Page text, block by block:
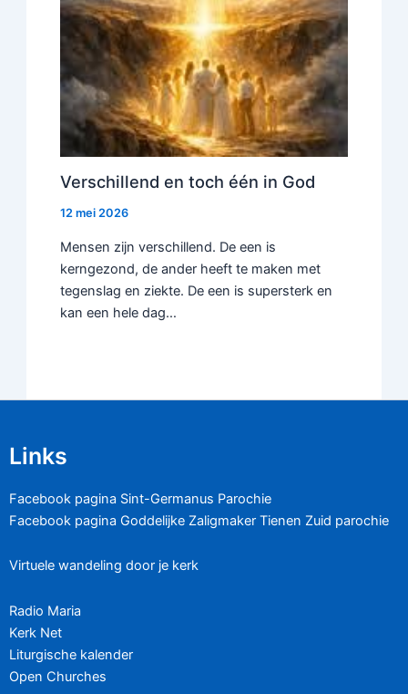
Verschillend en toch één in God
12 mei 2026
Mensen zijn verschillend. De een is
kerngezond, de ander heeft te maken met
tegenslag en ziekte. De een is supersterk en
kan een hele dag…
Links
Facebook pagina Sint-Germanus Parochie
Facebook pagina Goddelijke Zaligmaker Tienen Zuid parochie
Virtuele wandeling door je kerk
Radio Maria
Kerk Net
Liturgische kalender
Open Churches